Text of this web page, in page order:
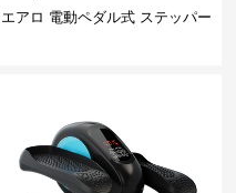
エアロ 電動ペダル式 ステッパー